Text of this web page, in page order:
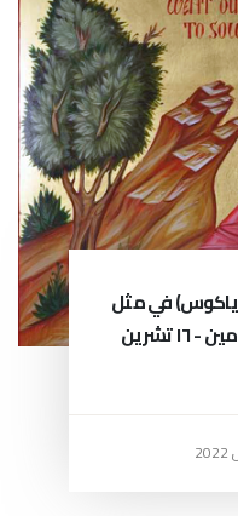
في مثل
الزارع - كنيسة السيّدة - بترومين - ١٦ تشرين